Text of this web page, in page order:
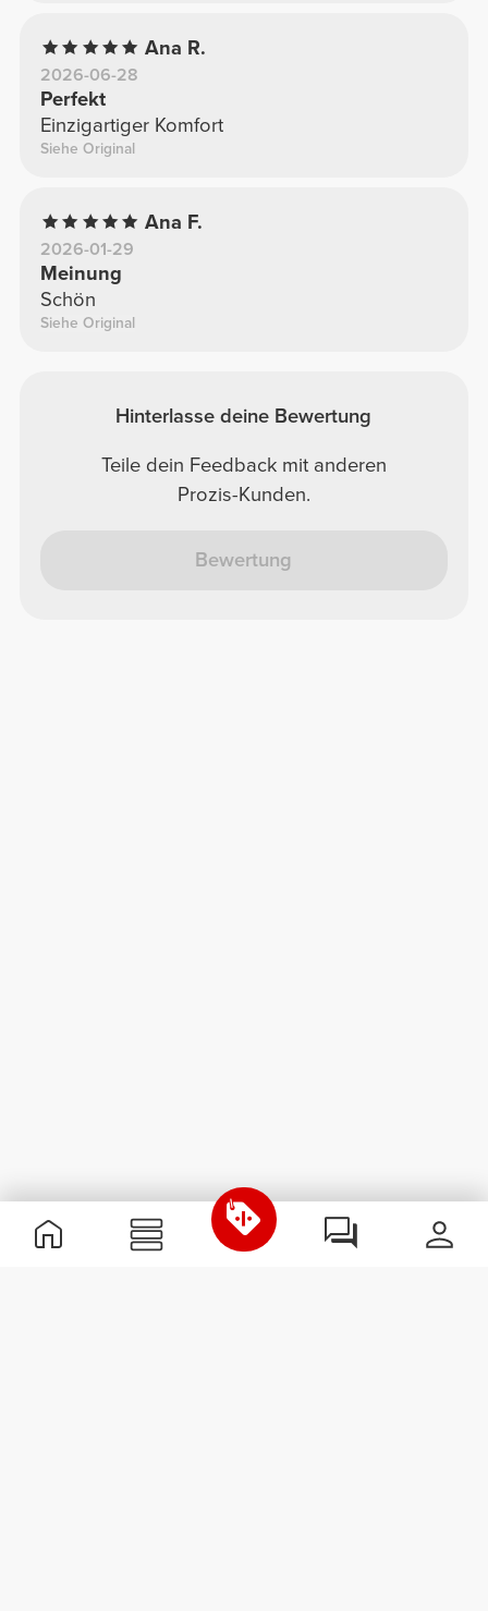
Ana R.
2026-06-28
Perfekt
Einzigartiger Komfort
Siehe Original
Ana F.
2026-01-29
Meinung
Schön
Siehe Original
Hinterlasse deine Bewertung
Teile dein Feedback mit anderen
Prozis-Kunden.
Bewertung